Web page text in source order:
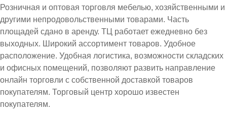
Розничная и оптовая торговля мебелью, хозяйственными и
другими непродовольственными товарами. Часть
площадей сдано в аренду. ТЦ работает ежедневно без
выходных. Широкий ассортимент товаров. Удобное
расположение. Удобная логистика, возможности складских
и офисных помещений, позволяют развить направление
онлайн торговли с собственной доставкой товаров
покупателям. Торговый центр хорошо известен
покупателям.